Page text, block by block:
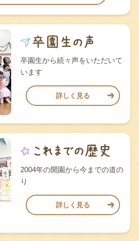
卒園生から続々声をいただいて
います
詳しく見る
2004年の開園から今までの道の
り
詳しく見る